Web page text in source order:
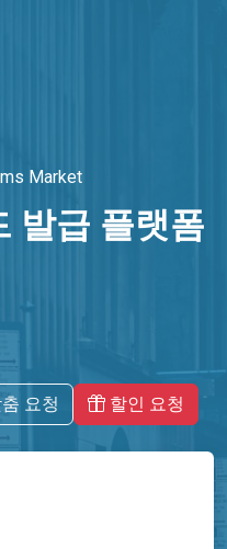
Market
발급 플랫폼
요청 할인 요청